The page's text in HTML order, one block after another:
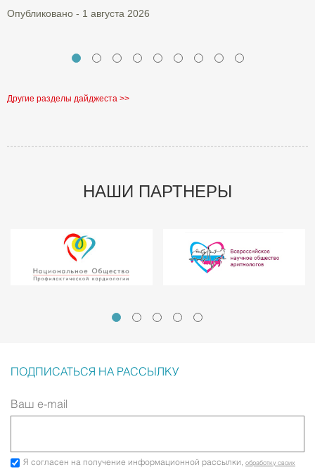
Опубликовано - 1 августа 2026
Другие разделы дайджеста >>
НАШИ ПАРТНЕРЫ
ПОДПИСАТЬСЯ НА РАССЫЛКУ
Ваш e-mail
Я согласен на получение информационной рассылки, обработку своих